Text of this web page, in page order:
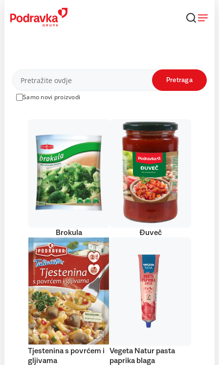
content
Proizvodi
Samo novi proizvodi
Pretraga
Brokula Đuveč
Tjestenina s povrćem i
gljivama
Vegeta Natur pasta
paprika blaga